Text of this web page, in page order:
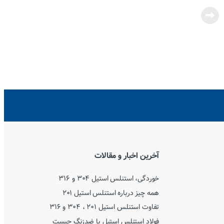
آخرین اخبار و مقالات
خوردگی، استنلس استیل ۳۰۴ و ۳۱۶
همه چیز درباره استنلس استیل ۲۰۱
تفاوت استنلس استیل ۲۰۱ ، ۳۰۴ و ۳۱۶
فولاد استنلس استیل یا ضدزنگ چیست